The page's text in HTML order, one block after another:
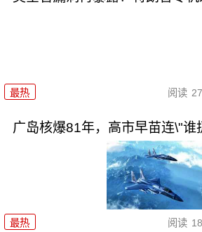
最热 阅读
广岛核爆81年，高市早苗连\"谁
最热 阅读